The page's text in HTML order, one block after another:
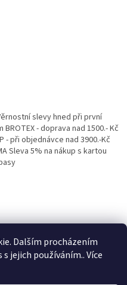
Dalším procházením
jejich používáním.. Více
slevy hned při první
BROTEX - doprava nad 1500.- Kč
- při objednávce nad 3900.-Kč
Sleva 5% na nákup s kartou